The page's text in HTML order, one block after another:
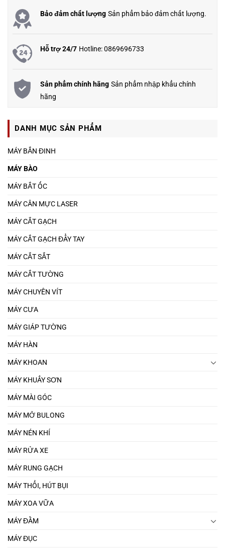
Bảo đảm chất lượng Sản phẩm bảo đảm chất lượng.
Hỗ trợ 24/7 Hotline: 0869696733
Sản phẩm chính hãng Sản phẩm nhập khẩu chính
hãng
DANH MỤC SẢN PHẨM
MÁY BẮN ĐINH
MÁY BÀO
MÁY BẮT ỐC
MÁY CÂN MỰC LASER
MÁY CẮT GẠCH
MÁY CẮT GẠCH ĐẨY TAY
MÁY CẮT SẮT
MÁY CẮT TƯỜNG
MÁY CHUYÊN VÍT
MÁY CƯA
MÁY GIÁP TƯỜNG
MÁY HÀN
MÁY KHOAN
MÁY KHUẤY SƠN
MÁY MÀI GÓC
MÁY MỞ BULONG
MÁY NÉN KHÍ
MÁY RỬA XE
MÁY RUNG GẠCH
MÁY THỔI, HÚT BỤI
MÁY XOA VỮA
MÁY ĐẦM
MÁY ĐỤC